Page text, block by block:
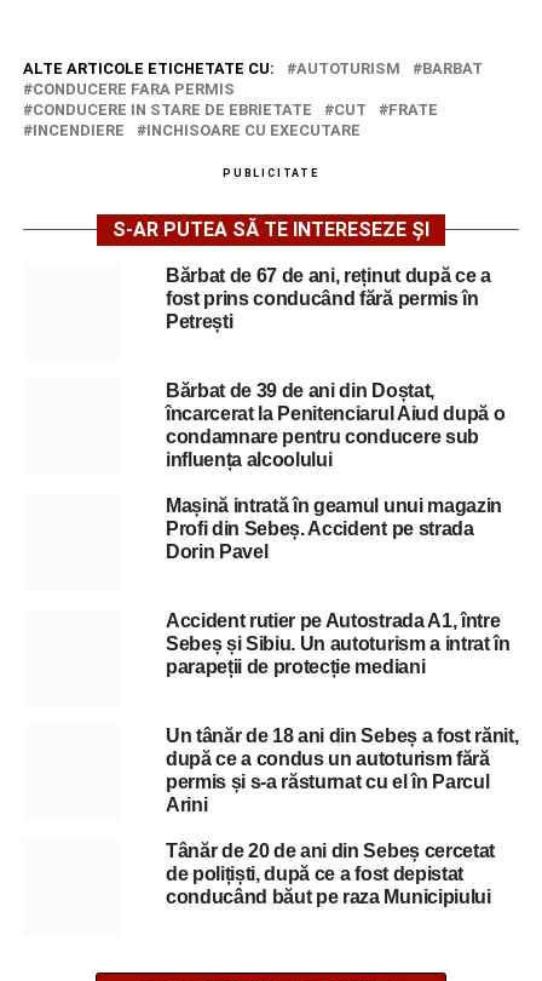
ALTE ARTICOLE ETICHETATE CU: AUTOTURISM
BARBAT
CONDUCERE FARA PERMIS
CONDUCERE IN STARE DE EBRIETATE
CUT
FRATE
INCENDIERE
INCHISOARE CU EXECUTARE
PUBLICITATE
S-AR PUTEA SĂ TE INTERESEZE ȘI
Bărbat de 67 de ani, reținut după ce a
fost prins conducând fără permis în
Petrești
Bărbat de 39 de ani din Doștat,
încarcerat la Penitenciarul Aiud după o
condamnare pentru conducere sub
influența alcoolului
Mașină intrată în geamul unui magazin
Profi din Sebeș. Accident pe strada
Dorin Pavel
Accident rutier pe Autostrada A1, între
Sebeș și Sibiu. Un autoturism a intrat în
parapeții de protecție mediani
Un tânăr de 18 ani din Sebeș a fost rănit,
după ce a condus un autoturism fără
permis și s-a răsturnat cu el în Parcul
Arini
Tânăr de 20 de ani din Sebeș cercetat
de polițiști, după ce a fost depistat
conducând băut pe raza Municipiului